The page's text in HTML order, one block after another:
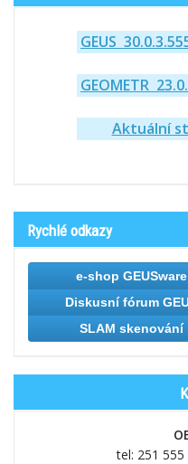
GEUS
GEOMETR
Aktuální
Rychlé odkazy
e-shop GEUSware
Diskusní fórum
SLAM skenování
tel: 251 555